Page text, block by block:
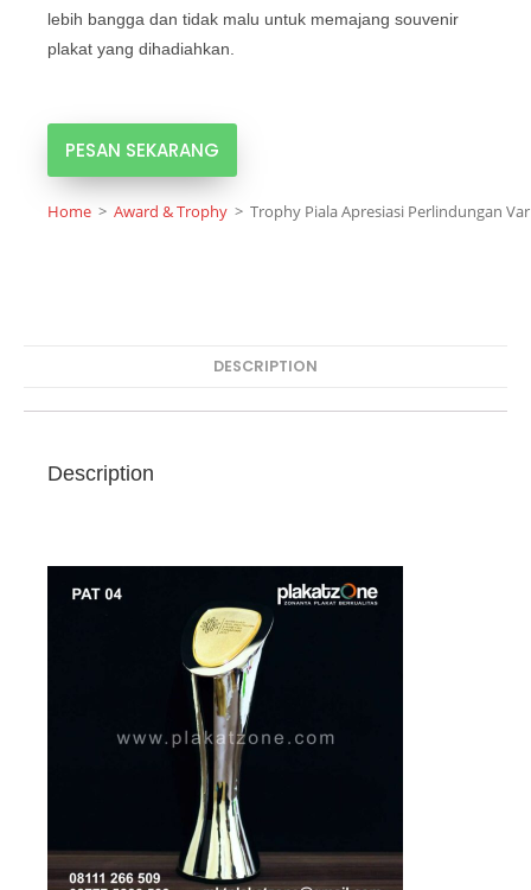
lebih bangga dan tidak malu untuk memajang souvenir
plakat yang dihadiahkan.
PESAN SEKARANG
Home > Award & Trophy > Trophy Piala Apresiasi Perlindungan
DESCRIPTION
Description